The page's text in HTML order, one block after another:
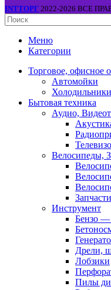
INTТОРГ 2022-2026 ВСЕ
Меню
Категории
Торговое, офисное
Автомойки
Бытовая техника
Аудио,
Велосипеды,
Инструмент
Бензо —
Дрели,
Лобзики
Пилы